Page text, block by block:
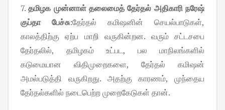
7.தமிழக முன்னாள் தலைமைத் தேர்தல் அதிகாரி நரேஷ்
குப்தா பேச்சு:தேர்தல் கமிஷனின் செயல்பாடுகள்,
காலத்திற்கு ஏற்ப மாறி வருகின்றன. வரும் சட்டசபை
தேர்தலில், தமிழகம் உட்பட, பல மாநிலங்களில்
கடுமையான விதிமுறைகளை, தேர்தல் கமிஷன்
அமல்படுத்தி வருகிறது. அதற்கு காரணம், முந்தைய
தேர்தல்களில் நடைபெற்ற முறைகேடுகள் தான்.